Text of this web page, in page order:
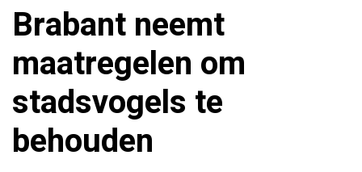
Brabant neemt
maatregelen om
stadsvogels te
behouden